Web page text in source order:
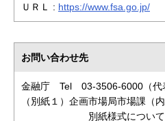
ＵＲＬ : https://www.fsa.go.jp/
お問い合わせ先
金融庁 Tel 03-3506-6000（代
（別紙１）企画市場局市場課（
別紙様式について 監